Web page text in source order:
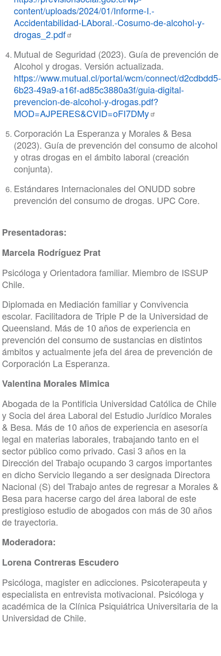
content/uploads/2024/01/Informe-I.-
Accidentabilidad-LAboral.-Cosumo-de-alcohol-y-
drogas_2.pdf
Mutual de Seguridad (2023). Guía de prevención de
Alcohol y drogas. Versión actualizada.
https://www.mutual.cl/portal/wcm/connect/d2cdbdd5-
6b23-49a9-a16f-ad85c3880a3f/guia-digital-
prevencion-de-alcohol-y-drogas.pdf?
MOD=AJPERES&CVID=oFI7DMy
Corporación La Esperanza y Morales & Besa
(2023). Guía de prevención del consumo de alcohol
y otras drogas en el ámbito laboral (creación
conjunta).
Estándares Internacionales del ONUDD sobre
prevención del consumo de drogas. UPC Core.
Presentadoras:
Marcela Rodríguez Prat
Psicóloga y Orientadora familiar. Miembro de ISSUP
Chile.
Diplomada en Mediación familiar y Convivencia
escolar. Facilitadora de Triple P de la Universidad de
Queensland. Más de 10 años de experiencia en
prevención del consumo de sustancias en distintos
ámbitos y actualmente jefa del área de prevención de
Corporación La Esperanza.
Valentina Morales Mimica
Abogada de la Pontificia Universidad Católica de Chile
y Socia del área Laboral del Estudio Jurídico Morales
& Besa. Más de 10 años de experiencia en asesoría
legal en materias laborales, trabajando tanto en el
sector público como privado. Casi 3 años en la
Dirección del Trabajo ocupando 3 cargos importantes
en dicho Servicio llegando a ser designada Directora
Nacional (S) del Trabajo antes de regresar a Morales &
Besa para hacerse cargo del área laboral de este
prestigioso estudio de abogados con más de 30 años
de trayectoria.
Moderadora:
Lorena Contreras Escudero
Psicóloga, magister en adicciones. Psicoterapeuta y
especialista en entrevista motivacional. Psicóloga y
académica de la Clínica Psiquiátrica Universitaria de la
Universidad de Chile.